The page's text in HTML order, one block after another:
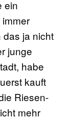
ein
ja nicht
junge
habe
kauft
Riesen-
mehr